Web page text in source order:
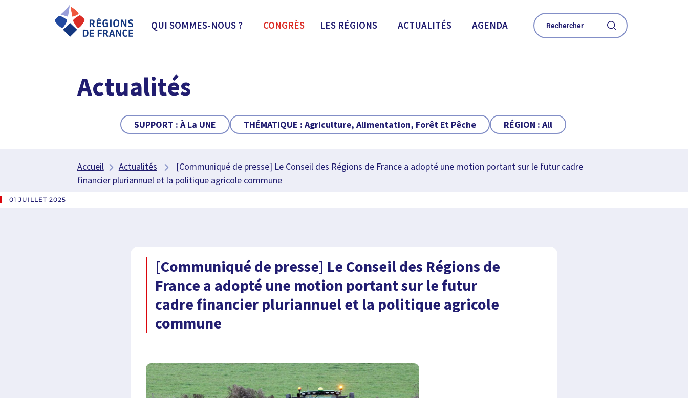
QUI SOMMES-NOUS ? CONGRÈS LES RÉGIONS ACTUALITÉS AGENDA
Actualités
SUPPORT : À La UNE THÉMATIQUE : Agriculture, Alimentation, Forêt Et Pêche RÉGION : All
Accueil Actualités
[Communiqué de presse] Le Conseil des Régions de France a adopté une motion portant sur le futur cadre
financier pluriannuel et la politique agricole commune
01 JUILLET 2025
[Communiqué de presse] Le Conseil des Régions de
France a adopté une motion portant sur le futur
cadre financier pluriannuel et la politique agricole
commune